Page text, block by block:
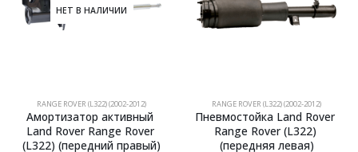
НЕТ В НАЛИЧИИ
RANGE ROVER (L322) (2002-2012)
Амортизатор активный
Land Rover Range Rover
(L322) (передний правый)
RANGE ROVER (L322) (2002-2012)
Пневмостойка Land Rover
Range Rover (L322)
(передняя левая)